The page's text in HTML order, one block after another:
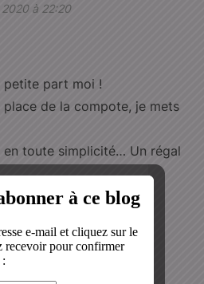
à 22:20
petite part moi !
place de la compote, je mets
toute simplicité… Un régal